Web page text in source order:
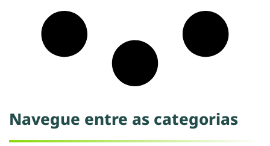
Navegue entre as categorias​